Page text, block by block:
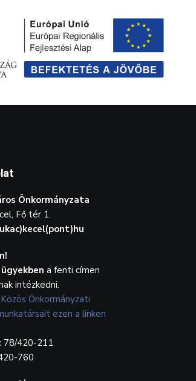
Önkormányzata
Fő tér 1.
a fenti címen
intézkedni.
Önkormányzati
ezen a linken
78/420-211
760